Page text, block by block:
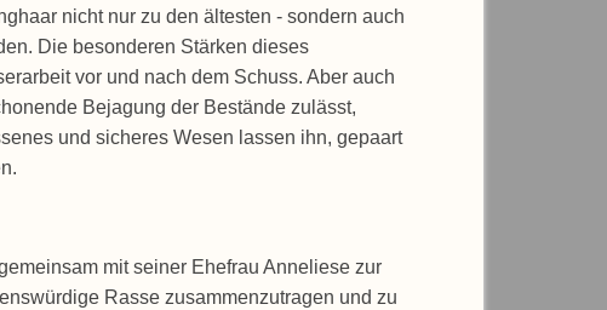
nicht nur zu den ältesten - sondern auch
Die besonderen Stärken dieses
vor und nach dem Schuss. Aber auch
Bejagung der Bestände zulässt,
und sicheres Wesen lassen ihn, gepaart
mit seiner Ehefrau Anneliese zur
Rasse zusammenzutragen und zu